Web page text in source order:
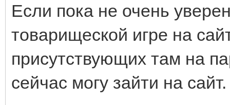
Если пока не очень
товарищеской игре на
присутствующих там на
сейчас могу зайти на сайт.